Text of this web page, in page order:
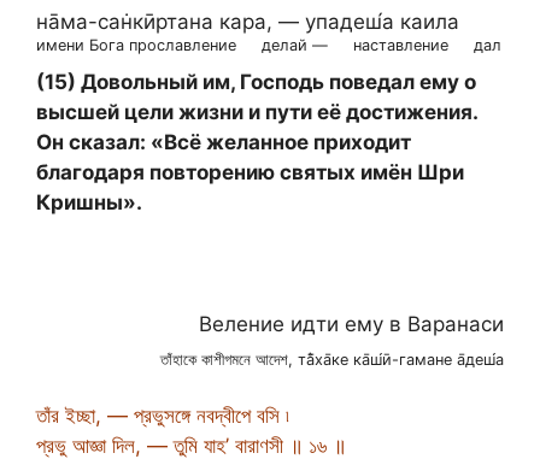
на̄ма-сан̇кӣртана кара, — упадеш́а каила
имени Бога прославление делай — наставление дал
(15) Довольный им, Господь поведал ему о
высшей цели жизни и пути её достижения.
Он сказал: «Всё желанное приходит
благодаря повторению святых имён Шри
Кришны».
Веление идти ему в Варанаси
তাঁহাকে কাশীগমনে আদেশ, та̄̐ха̄ке ка̄ш́ӣ-гамане а̄деш́а
তাঁর ইচ্ছা, — প্রভুসঙ্গে নবদ্বীপে বসি ৷
প্রভু আজ্ঞা দিল, — তুমি যাহ’ বারাণসী ॥ ১৬ ॥